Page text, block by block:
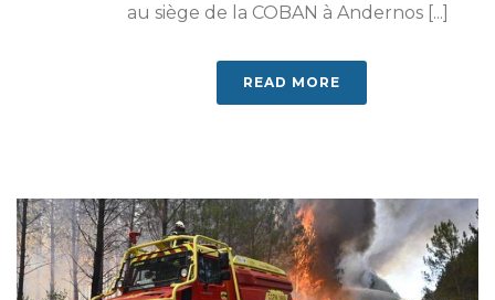
au siège de la COBAN à Andernos [...]
READ MORE